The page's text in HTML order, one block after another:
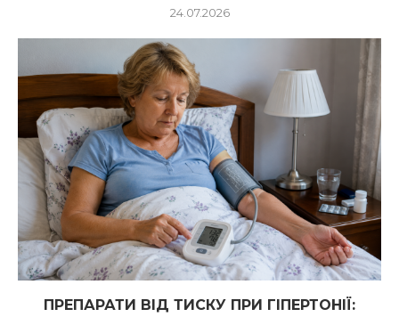
24.07.2026
ПРЕПАРАТИ ВІД ТИСКУ ПРИ ГІПЕРТОНІЇ: